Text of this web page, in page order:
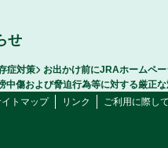
せ
症対策
お出かけ前にJRAホームペ
中傷および脅迫行為等に対する厳正
トマップ リンク ご利用に際し